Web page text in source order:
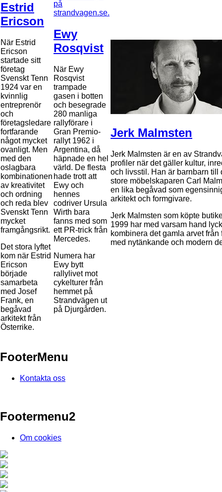
Estrid
Ericson
När Estrid
Ericson
startade sitt
företag
Svenskt Tenn
1924 var en
kvinnlig
entreprenör
och
företagsledare
fortfarande
något mycket
ovanligt. Men
med den
oslagbara
kombinationen
av kreativitet
och ordning
och reda blev
Svenskt Tenn
mycket
framgångsrikt.
Det stora lyftet
kom när Estrid
Ericson
började
samarbeta
med Josef
Frank, en
begåvad
arkitekt från
Österrike.
Ewy
Rosqvist
När Ewy
Rosqvist
trampade
gasen i botten
och besegrade
280 manliga
rallyförare i
Gran Premio-
rallyt 1962 i
Argentina, då
häpnade en hel
värld. De flesta
hade trott att
Ewy och
hennes
codriver Ursula
Wirth bara
fanns med som
ett PR-trick från
Mercedes.
Numera har
Ewy bytt
rallylivet mot
cykelturer från
hemmet på
Strandvägen ut
på Djurgården.
Jerk Malmsten
Jerk Malmsten är en av
profiler när det gäller kultur,
och livsstil. Han är barnbarn till
store möbelskaparen Carl
en lika begåvad som
arkitekt och formgivare.
Jerk Malmsten som köpte
1999 har med varsam hand
kombinera det gamla arvet från
med nytänkande och modern
FooterMenu
Kontakta oss
Footermenu2
Om cookies